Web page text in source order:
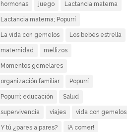
hormonas juego Lactancia materna
Lactancia materna; Popurrí
La vida con gemelos Los bebés estrella
maternidad mellizos
Momentos gemelares
organización familiar Popurrí
Popurrí; educación Salud
supervivencia viajes vida con gemelos
Y tú ¿pares a pares? ¡A comer!